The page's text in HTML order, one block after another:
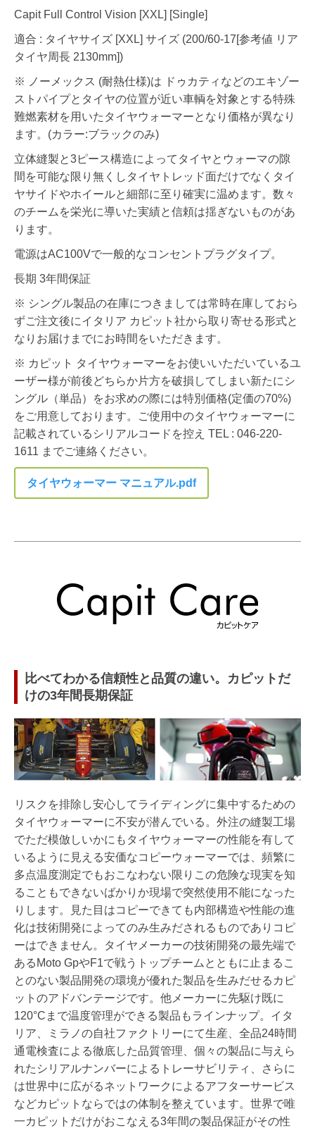
Capit Full Control Vision [XXL] [Single]
適合 : タイヤサイズ [XXL] サイズ (200/60-17[参考値 リア
タイヤ周長 2130mm])
※ ノーメックス (耐熱仕様)は ドゥカティなどのエキゾー
ストパイプとタイヤの位置が近い車輌を対象とする特殊
難燃素材を用いたタイヤウォーマーとなり価格が異なり
ます。(カラー:ブラックのみ)
立体縫製と3ピース構造によってタイヤとウォーマの隙
間を可能な限り無くしタイヤトレッド面だけでなくタイ
ヤサイドやホイールと細部に至り確実に温めます。数々
のチームを栄光に導いた実績と信頼は揺ぎないものがあ
ります。
電源はAC100Vで一般的なコンセントプラグタイプ。
長期 3年間保証
※ シングル製品の在庫につきましては常時在庫しておら
ずご注文後にイタリア カピット社から取り寄せる形式と
なりお届けまでにお時間をいただきます。
※ カピット タイヤウォーマーをお使いいただいているユ
ーザー様が前後どちらか片方を破損してしまい新たにシ
ングル（単品）をお求めの際には特別価格(定価の70%)
をご用意しております。ご使用中のタイヤウォーマーに
記載されているシリアルコードを控え TEL : 046-220-
1611 までご連絡ください。
タイヤウォーマー マニュアル.pdf
比べてわかる信頼性と品質の違い。カピットだ
けの3年間長期保証
リスクを排除し安心してライディングに集中するための
タイヤウォーマーに不安が潜んでいる。外注の縫製工場
でただ模倣しいかにもタイヤウォーマーの性能を有して
いるように見える安価なコピーウォーマーでは、頻繁に
多点温度測定でもおこなわない限りこの危険な現実を知
ることもできないばかりか現場で突然使用不能になった
りします。見た目はコピーできても内部構造や性能の進
化は技術開発によってのみ生みだされるものでありコピ
ーはできません。タイヤメーカーの技術開発の最先端で
あるMoto GpやF1で戦うトップチームとともに止まるこ
とのない製品開発の環境が優れた製品を生みだせるカピ
ットのアドバンテージです。他メーカーに先駆け既に
120°Cまで温度管理ができる製品もラインナップ。イタ
リア、ミラノの自社ファクトリーにて生産、全品24時間
通電検査による徹底した品質管理、個々の製品に与えら
れたシリアルナンバーによるトレーサビリティ、さらに
は世界中に広がるネットワークによるアフターサービス
などカピットならではの体制を整えています。世界で唯
一カピットだけがおこなえる3年間の製品保証がその性